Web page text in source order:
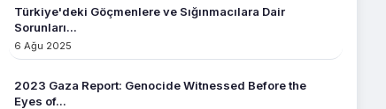
Türkiye'deki Göçmenlere ve Sığınmacılara Dair
Sorunları...
6 Ağu 2025
2023 Gaza Report: Genocide Witnessed Before the
Eyes of...